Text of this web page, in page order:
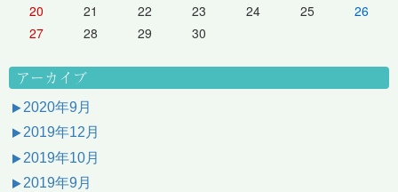
20
21 22 23 24 25
26
27
28 29 30
アーカイブ
2020年9月
2019年12月
2019年10月
2019年9月